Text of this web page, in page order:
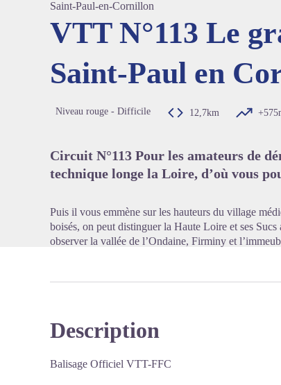
Saint-Paul-en-Cornillon
VTT N°113 Le
Saint-Paul en
Niveau rouge - Difficile 12,7km
Circuit N°113 Pour les amateurs de
technique longe la Loire, d’où vous
Puis il vous emmène sur les hauteurs du village
boisés, on peut distinguer la Haute Loire et ses
observer la vallée de l’Ondaine, Firminy et
Description
Balisage Officiel VTT-FFC